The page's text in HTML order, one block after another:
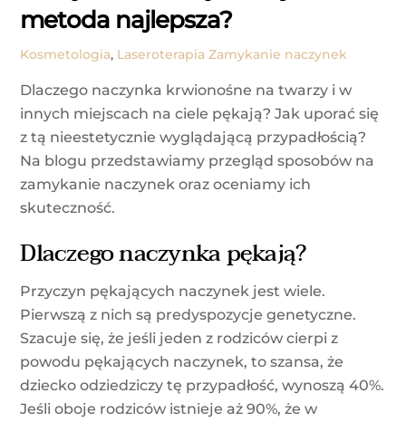
metoda najlepsza?
Kosmetologia, Laseroterapia Zamykanie naczynek
Dlaczego naczynka krwionośne na twarzy i w
innych miejscach na ciele pękają? Jak uporać się
z tą nieestetycznie wyglądającą przypadłością?
Na blogu przedstawiamy przegląd sposobów na
zamykanie naczynek oraz oceniamy ich
skuteczność.
Dlaczego naczynka pękają?
Przyczyn pękających naczynek jest wiele.
Pierwszą z nich są predyspozycje genetyczne.
Szacuje się, że jeśli jeden z rodziców cierpi z
powodu pękających naczynek, to szansa, że
dziecko odziedziczy tę przypadłość, wynoszą 40%.
Jeśli oboje rodziców istnieje aż 90%, że w